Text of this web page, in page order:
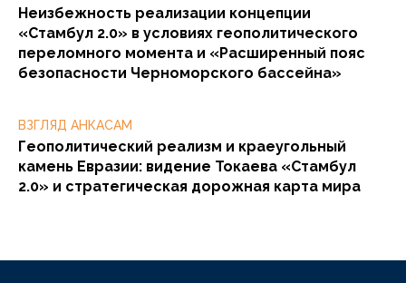
Неизбежность реализации концепции
«Стамбул 2.0» в условиях геополитического
переломного момента и «Расширенный пояс
безопасности Черноморского бассейна»
ВЗГЛЯД АНКАСАМ
Геополитический реализм и краеугольный
камень Евразии: видение Токаева «Стамбул
2.0» и стратегическая дорожная карта мира